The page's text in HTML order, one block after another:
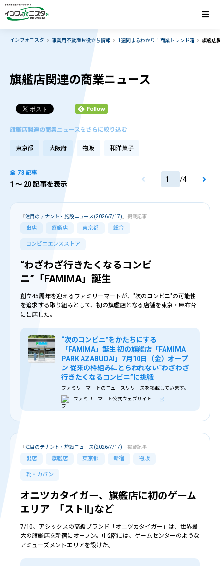
インフォニスタ 事業用不動産お役立ち情報 1週間まるわかり！商業トレンド箱 旗艦店
旗艦店関連の商業ニュース
旗艦店関連の商業ニュースをさらに絞り込む
東京都 大阪府 物販 和洋菓子
全 73 記事
1 〜 20 記事を表示
/4
出店 旗艦店 東京都 総合
コンビニエンスストア
「注目のテナント・施設ニュース(2026/7/17) 」掲載記事
“わざわざ行きたくなるコンビ
ニ”「FAMIMA」誕生
創立45周年を迎えるファミリーマートが、"次のコンビニ"の可能性
を追求する取り組みとして、初の旗艦店となる店舗を東京・麻布台
に出店した。
“次のコンビニ”をかたちにする
「FAMIMA」誕生 初の旗艦店「FAMIMA
PARK AZABUDAI」7月10日（金）オープ
ン 従来の枠組みにとらわれない“わざわざ
行きたくなるコンビニ”に挑戦
ファミリーマートのニュースリリースを掲載しています。
ファミリーマート公式ウェブサイト
出店 旗艦店 東京都 新宿 物販
靴・カバン
「注目のテナント・施設ニュース(2026/7/17) 」掲載記事
オニツカタイガー、旗艦店に初のゲーム
エリア ｢ストⅡ｣など
7/10、アシックスの高級ブランド「オニツカタイガー」は、世界最
大の旗艦店を新宿にオープン。中2階には、ゲームセンターのような
アミューズメントエリアを設けた。